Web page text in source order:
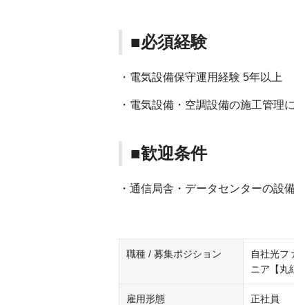
■必須経験
・電気設備保守運用経験 5年以上
・電気設備・空調設備の施工管理
■歓迎条件
・通信局舎・データセンターの設
職種 / 募集ポジション
自社光フ
ニア【丸
雇用形態 正社員